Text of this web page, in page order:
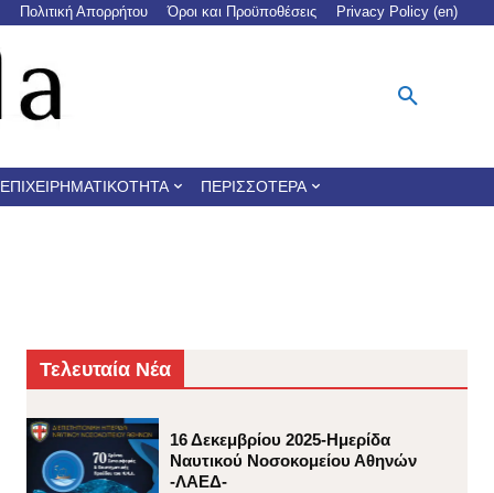
Πολιτική Απορρήτου Όροι και Προϋποθέσεις Privacy Policy (en)
ΕΠΙΧΕΙΡΗΜΑΤΙΚΌΤΗΤΑ ΠΕΡΙΣΣΌΤΕΡΑ
Τελευταία Νέα
16 Δεκεμβρίου 2025-Ημερίδα
Ναυτικού Νοσοκομείου Αθηνών
-ΛΑΕΔ-